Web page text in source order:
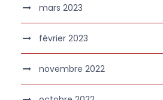
mars 2023
février 2023
novembre 2022